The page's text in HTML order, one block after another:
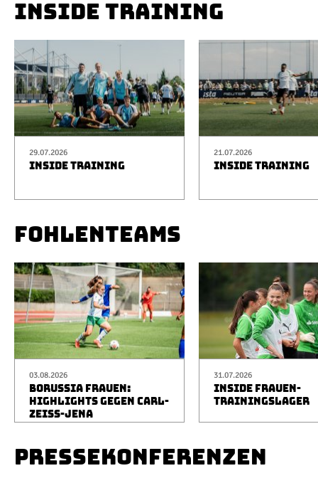
INSIDE TRAINING
29.07.2026
INSIDE TRAINING
21.07.2026
INSIDE TRAINING
FOHLENTEAMS
03.08.2026
BORUSSIA FRAUEN:
HIGHLIGHTS GEGEN CARL-
ZEISS-JENA
31.07.2026
INSIDE FRAUEN-
TRAININGSLAGER
PRESSEKONFERENZEN